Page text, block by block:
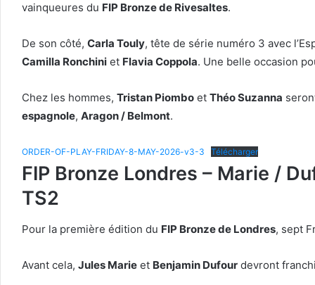
vainqueures du FIP Bronze de Rivesaltes.
De son côté, Carla Touly, tête de série numéro 3 avec
Camilla Ronchini et Flavia Coppola. Une belle occasion
Chez les hommes, Tristan Piombo et Théo Suzanna
espagnole, Aragon / Belmont.
ORDER-OF-PLAY-FRIDAY-8-MAY-2026-v3-3 Télécharger
FIP Bronze Londres – Marie /
TS2
Pour la première édition du FIP Bronze de Londres, sept
Avant cela, Jules Marie et Benjamin Dufour devront